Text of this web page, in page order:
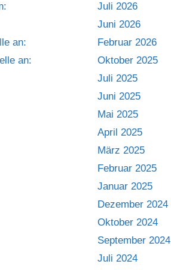
an:
an:
Juli 2026
Juni 2026
Februar 2026
Oktober 2025
Juli 2025
Juni 2025
Mai 2025
April 2025
März 2025
Februar 2025
Januar 2025
Dezember 2024
Oktober 2024
September 2024
Juli 2024